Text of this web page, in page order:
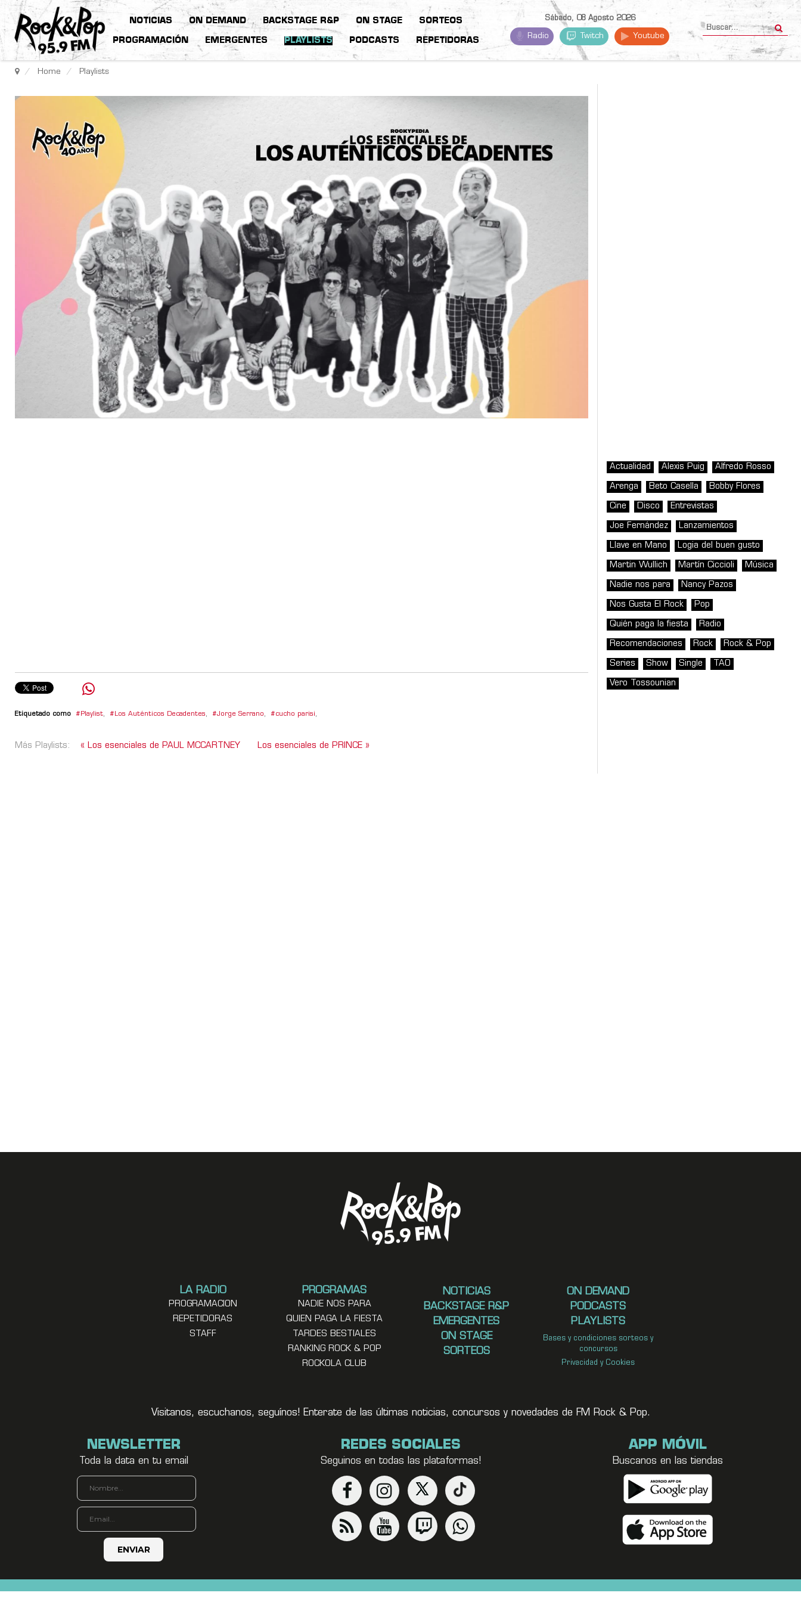
NOTICIAS ON DEMAND BACKSTAGE R&P ON STAGE SORTEOS
PROGRAMACIÓN EMERGENTES PLAYLISTS PODCASTS REPETIDORAS
Sábado, 08 Agosto 2026
Radio Twitch Youtube
Home Playlists
Etiquetado como Playlist, Los Auténticos Decadentes, Jorge Serrano, cucho parisi,
Más Playlists: « Los esenciales de PAUL MCCARTNEY Los esenciales de PRINCE »
Actualidad Alexis Puig Alfredo Rosso
Arenga Beto Casella Bobby Flores
Cine Disco Entrevistas
Joe Fernández Lanzamientos
Llave en Mano Logia del buen gusto
Martin Wullich Martín Ciccioli Música
Nadie nos para Nancy Pazos
Nos Gusta El Rock Pop
Quién paga la fiesta Radio
Recomendaciones Rock Rock & Pop
Series Show Single TAO
Vero Tossounian
LA RADIO
PROGRAMACION
REPETIDORAS
STAFF
PROGRAMAS
NADIE NOS PARA
QUIEN PAGA LA FIESTA
TARDES BESTIALES
RANKING ROCK & POP
ROCKOLA CLUB
NOTICIAS
BACKSTAGE R&P
EMERGENTES
ON STAGE
SORTEOS
ON DEMAND
PODCASTS
PLAYLISTS
Bases y condiciones sorteos y
concursos
Privacidad y Cookies
Visitanos, escuchanos, seguínos! Enterate de las últimas noticias, concursos y novedades de FM Rock & Pop.
NEWSLETTER
Toda la data en tu email
REDES SOCIALES
Seguinos en todas las plataformas!
APP MÓVIL
Buscanos en las tiendas